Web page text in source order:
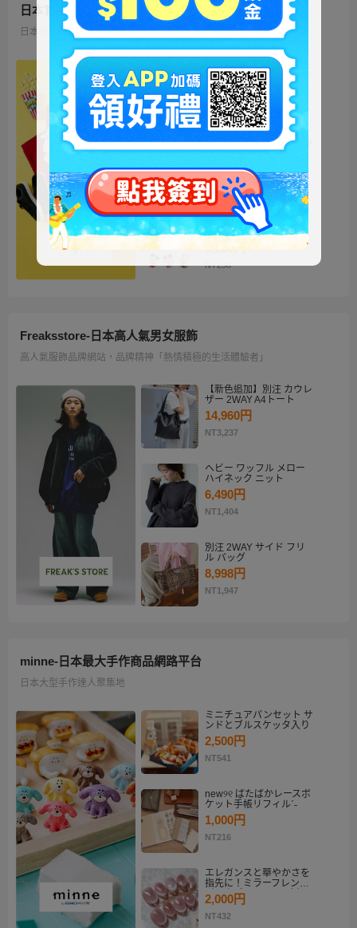
日本官方迪士尼商城
日本地區限定販售的迪士尼商品 多種品類、角色商品供您挑選
ミッキー ファートート
2WAY Fur Tote
4,500円
NT973
ベイマックス ぬいぐるみ
うるぽちゃちゃん
1,300円
NT281
ディズニーキャラクター
シークレットストラップ
迎春コレクション
1,100円
NT238
Freaksstore-日本高人氣男女服飾
高人氣服飾品牌網站，品牌精神「熱情積極的生活體驗者」
【新色追加】別注 カウレ
ザー 2WAY A4トート
14,960円
NT3,237
ヘビー ワッフル メロー
ハイネック ニット
6,490円
NT1,404
別注 2WAY サイド フリ
ル バッグ
8,998円
NT1,947
minne-日本最大手作商品網路平台
日本大型手作達人聚集地
ミニチュアパンセット サ
ンドとブルスケッタ入り
2,500円
NT541
new୨୧ ぱたぱかレースポ
ケット手帳リフィルˊ˗
1,000円
NT216
エレガンスと華やかさを
指先に！ミラーフレンチ
ピンクゴールド マグネッ
トネイルチップセット
【ネイルチップオーダ
2,000円
NT432